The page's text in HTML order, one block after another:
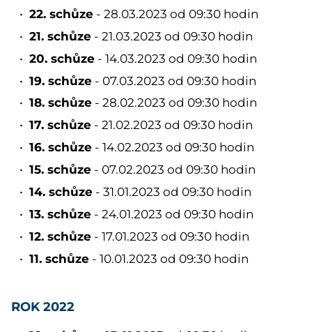
22. schůze- 28.03.2023 od 09:30 hodin
21. schůze- 21.03.2023 od 09:30 hodin
20. schůze- 14.03.2023 od 09:30 hodin
19. schůze- 07.03.2023 od 09:30 hodin
18. schůze- 28.02.2023 od 09:30 hodin
17. schůze- 21.02.2023 od 09:30 hodin
16. schůze- 14.02.2023 od 09:30 hodin
15. schůze- 07.02.2023 od 09:30 hodin
14. schůze- 31.01.2023 od 09:30 hodin
13. schůze- 24.01.2023 od 09:30 hodin
12. schůze- 17.01.2023 od 09:30 hodin
11. schůze- 10.01.2023 od 09:30 hodin
ROK 2022